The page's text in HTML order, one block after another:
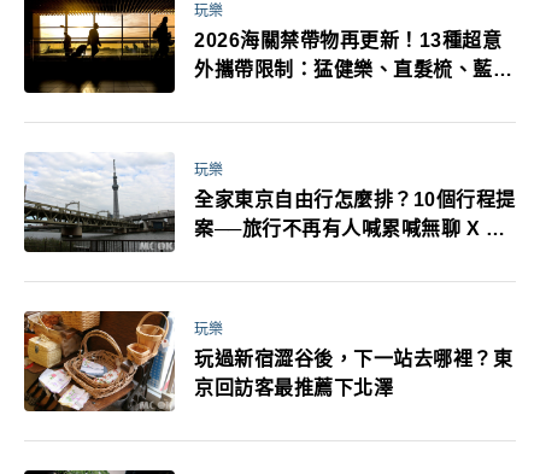
玩樂
2026海關禁帶物再更新！13種超意
外攜帶限制：猛健樂、直髮梳、藍牙
萬！注意事項一次看！
玩樂
全家東京自由行怎麼排？10個行程提
案──旅行不再有人喊累喊無聊 X 爸
玩樂
玩過新宿澀谷後，下一站去哪裡？東
京回訪客最推薦下北澤